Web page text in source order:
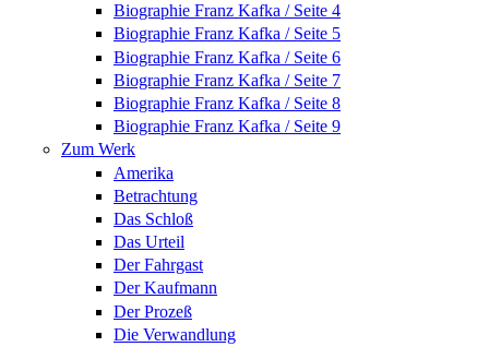
Biographie Franz Kafka / Seite 4
Biographie Franz Kafka / Seite 5
Biographie Franz Kafka / Seite 6
Biographie Franz Kafka / Seite 7
Biographie Franz Kafka / Seite 8
Biographie Franz Kafka / Seite 9
Zum Werk
Amerika
Betrachtung
Das Schloß
Das Urteil
Der Fahrgast
Der Kaufmann
Der Prozeß
Die Verwandlung